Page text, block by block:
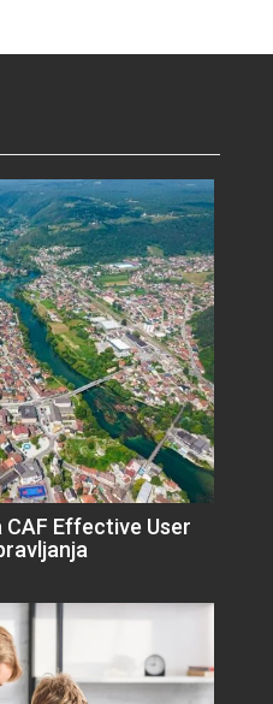
Effective User